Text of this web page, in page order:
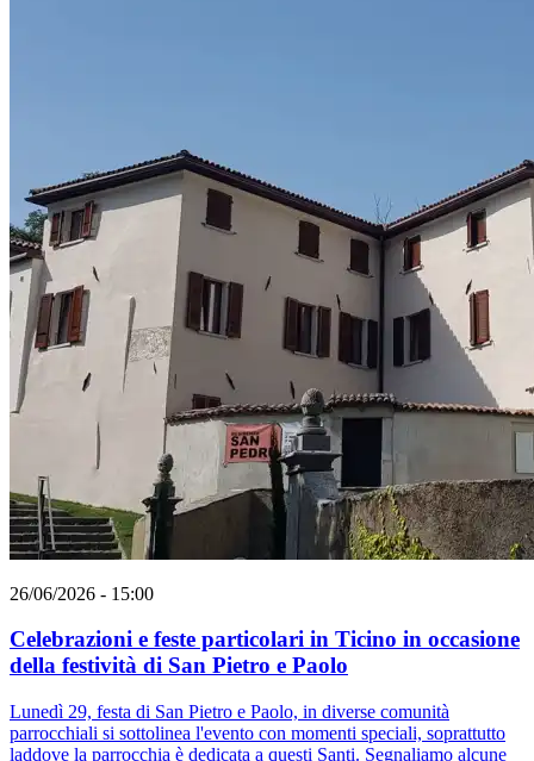
26/06/2026 - 15:00
Celebrazioni e feste particolari in Ticino in occasione
della festività di San Pietro e Paolo
Lunedì 29, festa di San Pietro e Paolo, in diverse comunità
parrocchiali si sottolinea l'evento con momenti speciali, soprattutto
laddove la parrocchia è dedicata a questi Santi. Segnaliamo alcune